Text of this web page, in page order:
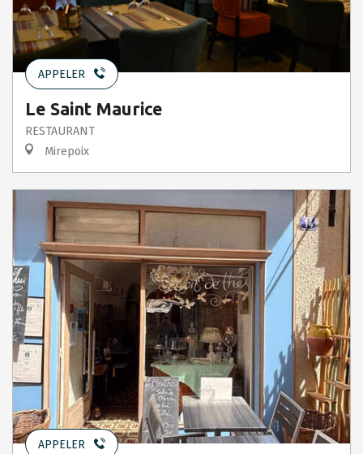
APPELER
Le Saint Maurice
RESTAURANT
Mirepoix
APPELER